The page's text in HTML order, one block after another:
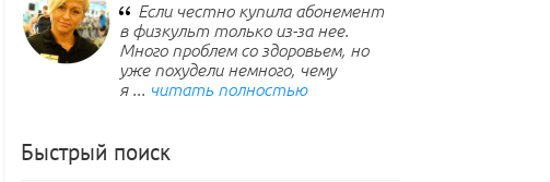
Если честно купила абонемент
в физкульт только из-за нее.
Много проблем со здоровьем, но
уже похудели немного, чему
я ... читать полностью
Быстрый поиск